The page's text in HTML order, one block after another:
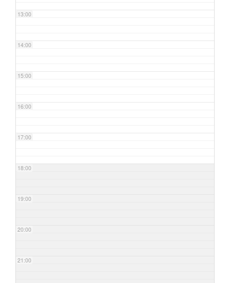
13:00
14:00
15:00
16:00
17:00
18:00
19:00
20:00
21:00